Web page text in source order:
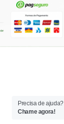
Precisa de ajuda?
Chame agora!